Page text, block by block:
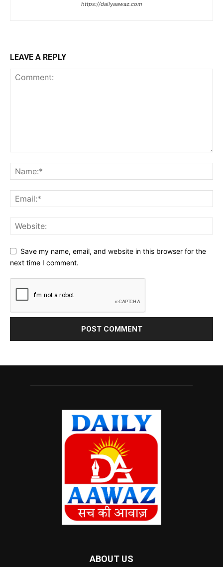
https://dailyaawaz.com
LEAVE A REPLY
Save my name, email, and website in this browser for the
next time I comment.
ABOUT US